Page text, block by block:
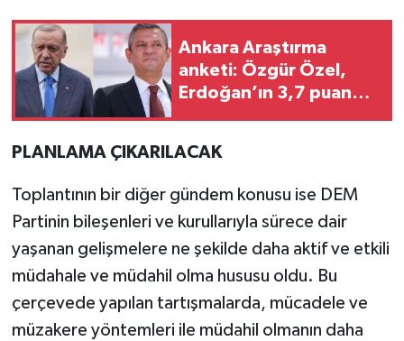
Ankara Araştırma
anketi: Özgür Özel,
Erdoğan’ın 3,7 puan
PLANLAMA ÇIKARILACAK
Toplantının bir diğer gündem konusu ise DEM
Partinin bileşenleri ve kurullarıyla sürece dair
yaşanan gelişmelere ne şekilde daha aktif ve etkili
müdahale ve müdahil olma hususu oldu. Bu
çerçevede yapılan tartışmalarda, mücadele ve
müzakere yöntemleri ile müdahil olmanın daha